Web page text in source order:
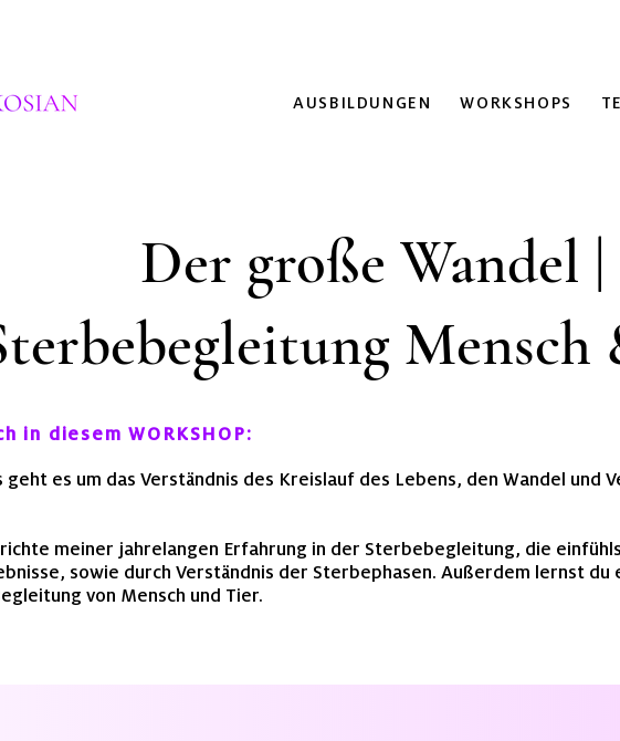
AUSBILDUNGEN WORKSHOPS
Der große Wandel |
in diesem WORKSHOP:
geht es um das Verständnis des Kreislauf des Lebens, den Wandel und
meiner jahrelangen Erfahrung in der Sterbebegleitung, die
sowie durch Verständnis der Sterbephasen. Außerdem lernst du
von Mensch und Tier.